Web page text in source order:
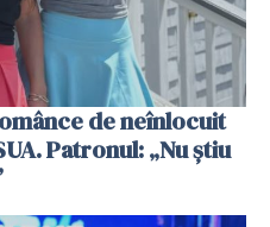
de neînlocuit
Patronul: „Nu știu